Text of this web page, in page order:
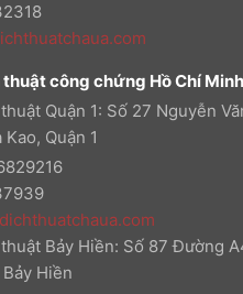
công chứng Hồ Chí Minh
Quận 1: Số 27 Nguyễn
Quận 1
Bảy Hiền: Số 87 Đường
Hiền